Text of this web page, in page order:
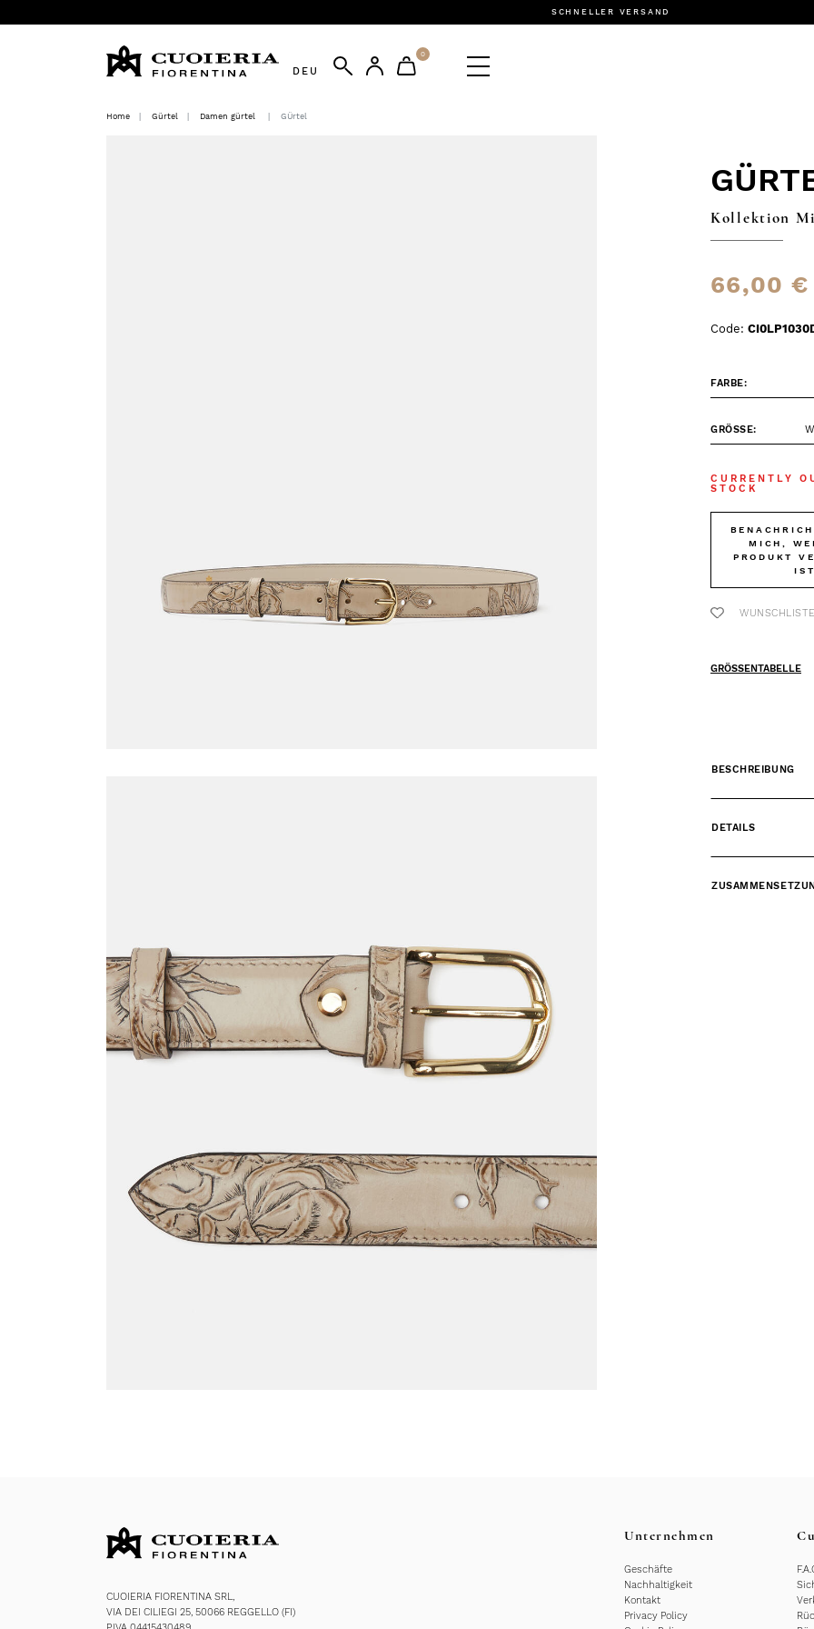
SCHNELLER VERSAND
DEU
0
Home Gürtel Damen gürtel GÜrtel
Kollektion
66,00 €
Code:
FARBE:
GRÖSSE:
CURRENTLY
STOCK
MICH,
PRODUKT
GRÖSSENTABELLE
BESCHREIBUNG
DETAILS
CUOIERIA FIORENTINA SRL,
VIA DEI CILIEGI 25, 50066 REGGELLO (FI)
Unternehmen
Geschäfte
Nachhaltigkeit
Kontakt
Privacy Policy